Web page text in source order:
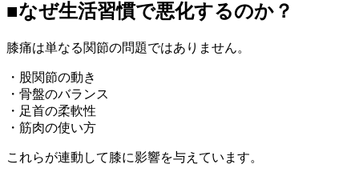
■なぜ生活習慣で悪化するのか？
膝痛は単なる関節の問題ではありません。
・股関節の動き
・骨盤のバランス
・足首の柔軟性
・筋肉の使い方
これらが連動して膝に影響を与えています。